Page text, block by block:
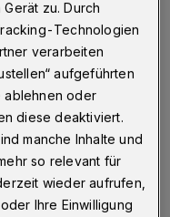
verschiebt
einen Tag nach
Lesezeit
zu. Durch
Technologien
verarbeiten
aufgeführten
ablehnen oder
diese deaktiviert.
manche Inhalte und
so relevant für
wieder aufrufen,
Ihre Einwilligung